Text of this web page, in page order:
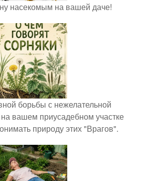
насекомым на вашей даче!
борьбы с нежелательной
на вашем приусадебном участке
природу этих "Врагов".